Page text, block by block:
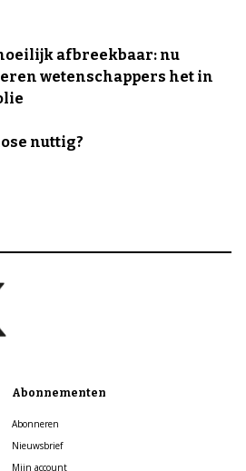
afbreekbaar: nu
wetenschappers het in
nuttig?
Abonnementen
Abonneren
Nieuwsbrief
Mijn account